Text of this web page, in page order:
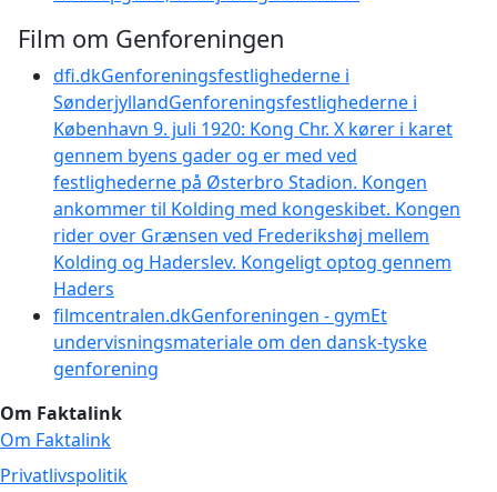
Film om Genforeningen
dfi.dkGenforeningsfestlighederne i
SønderjyllandGenforeningsfestlighederne i
København 9. juli 1920: Kong Chr. X kører i karet
gennem byens gader og er med ved
festlighederne på Østerbro Stadion. Kongen
ankommer til Kolding med kongeskibet. Kongen
rider over Grænsen ved Frederikshøj mellem
Kolding og Haderslev. Kongeligt optog gennem
Haders
filmcentralen.dkGenforeningen - gymEt
undervisningsmateriale om den dansk-tyske
genforening
Om Faktalink
Om Faktalink
Privatlivspolitik